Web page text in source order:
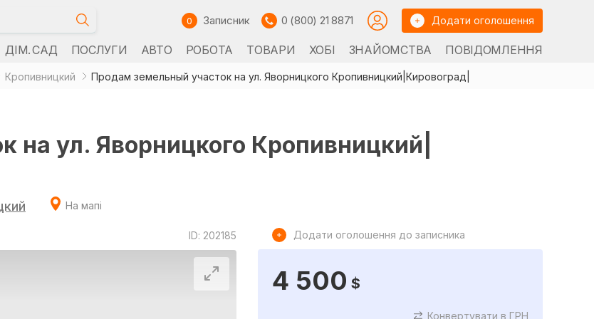
0 Записник 0 (800) 21 8871 Додати оголошення
ДІМ. САД ПОСЛУГИ АВТО РОБОТА ТОВАРИ ХОБІ ЗНАЙОМСТВА ПОВІДОМЛЕННЯ
Кропивницкий Продам земельный участок на ул. Яворницкого Кропивницкий|Кировоград|
на ул. Яворницкого Кропивницкий|
На мапі
ID: 202185 Додати оголошення до записника
4 500 $
Конвертувати в ГРН